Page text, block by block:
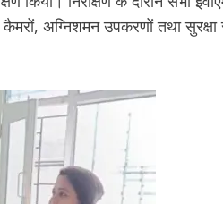
कैमरों, अग्निशमन उपकरणों तथा